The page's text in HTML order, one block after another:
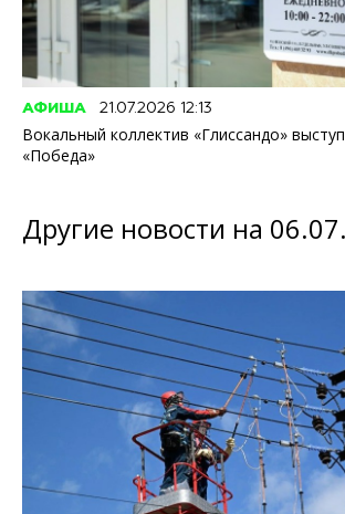
АФИША 21.07.2026 12:13
Вокальный коллектив «Глиссандо»
«Победа»
Другие новости на